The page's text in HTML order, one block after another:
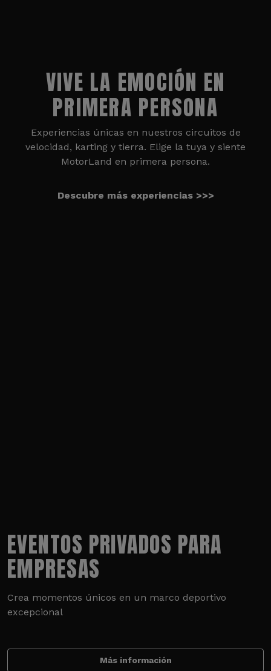
VIVE LA EMOCIÓN EN
PRIMERA PERSONA
Experiencias únicas en nuestros circuitos de
velocidad, karting y tierra. Elige la tuya y siente
MotorLand en primera persona.
Descubre más experiencias >>>
EVENTOS PRIVADOS PARA
EMPRESAS
Crea momentos únicos en un marco deportivo
excepcional
Más información